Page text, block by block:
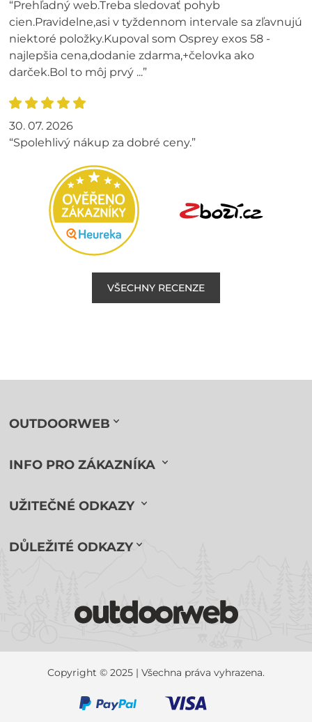
“Prehľadný web.Treba sledovať pohyb
cien.Pravidelne,asi v tyždennom intervale sa zľavnujú
niektoré položky.Kupoval som Osprey exos 58 -
najlepšia cena,dodanie zdarma,+čelovka ako
darček.Bol to môj prvý ...”
30. 07. 2026
“Spolehlivý nákup za dobré ceny.”
VŠECHNY RECENZE
OUTDOORWEB
INFO PRO ZÁKAZNÍKA
UŽITEČNÉ ODKAZY
DŮLEŽITÉ ODKAZY
Copyright © 2025 | Všechna práva vyhrazena.